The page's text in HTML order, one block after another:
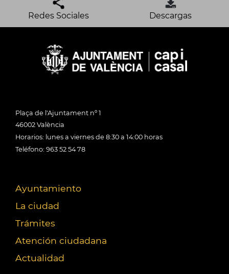
Redes Sociales Descargas
Plaça de l'Ajuntament nº 1
46002 València
Horarios: lunes a viernes de 8:30 a 14:00 horas
Teléfono: 963 52 54 78
Ayuntamiento
La ciudad
Trámites
Atención ciudadana
Actualidad